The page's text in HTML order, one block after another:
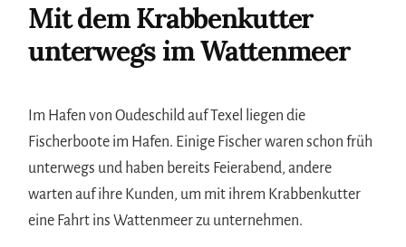
Mit dem Krabbenkutter
unterwegs im Wattenmeer
Im Hafen von Oudeschild auf Texel liegen die
Fischerboote im Hafen. Einige Fischer waren schon früh
unterwegs und haben bereits Feierabend, andere
warten auf ihre Kunden, um mit ihrem Krabbenkutter
eine Fahrt ins Wattenmeer zu unternehmen.